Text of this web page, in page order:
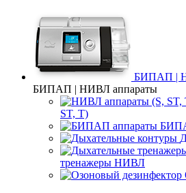
БИПАП |
БИПАП | НИВЛ аппараты
ST, T)
тренажеры НИВЛ